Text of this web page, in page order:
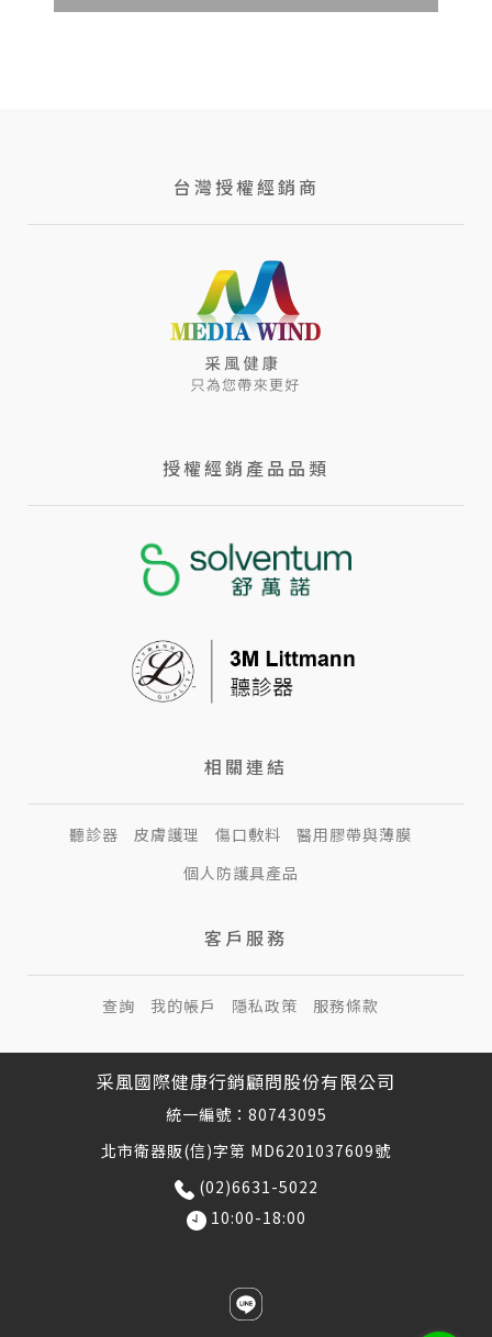
台灣授權經銷商
授權經銷產品品類
相關連結
聽診器 皮膚護理 傷口敷料
醫用膠帶與薄膜
個人防護具產品
客戶服務
查詢 我的帳戶 隱私政策 服務條款
采風國際健康行銷顧問股份有限公司
統一編號：80743095
北市衛器販(信)字第 MD6201037609號
(02)6631-5022
10:00-18:00